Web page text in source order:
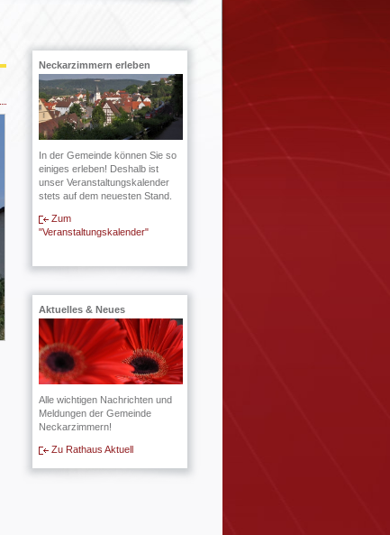
Neckarzimmern erleben
In der Gemeinde können Sie so
einiges erleben! Deshalb ist
unser Veranstaltungskalender
stets auf dem neuesten Stand.
Zum
"Veranstaltungskalender"
Aktuelles & Neues
Alle wichtigen Nachrichten und
Meldungen der Gemeinde
Neckarzimmern!
Zu Rathaus Aktuell